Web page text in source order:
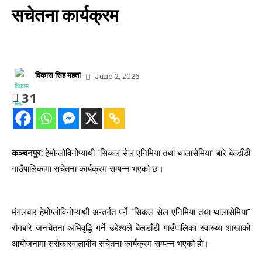
सचेतना कार्यक्रम
विकास सिह महता June 2, 2026
31
कञ्चनपुर:हेमोग्लोविनोप्याथी “सिकल सेल एनिमिया तथा थालासेमिया” बारे बेल्डाँडी
गाउँपालिकामा सचेतना कार्यक्रम सम्पन्न भएको छ।
मंगलबार हेमोग्लोविनोप्याथी अन्तर्गत पर्ने “सिकल सेल एनिमिया तथा थालासेमिया”
रोगबारे जनचेतना अभिवृद्धि गर्ने उद्देश्यले बेलडाँडी गाउँपालिका स्वास्थ्य शाखाको
आयोजनामा सरोकारवालाबीच सचेतना कार्यक्रम सम्पन्न भएको हो।